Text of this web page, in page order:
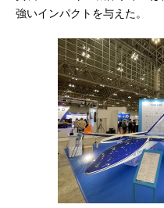
強いインパクトを与えた。